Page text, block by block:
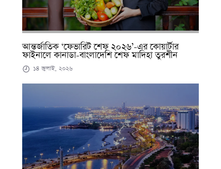
আন্তর্জাতিক ‘ফেভারিট শেফ ২০২৬’-এর কোয়ার্টার
ফাইনালে কানাডা-বাংলাদেশি শেফ মাদিহা তুরশীন
১৪ জুলাই, ২০২৬